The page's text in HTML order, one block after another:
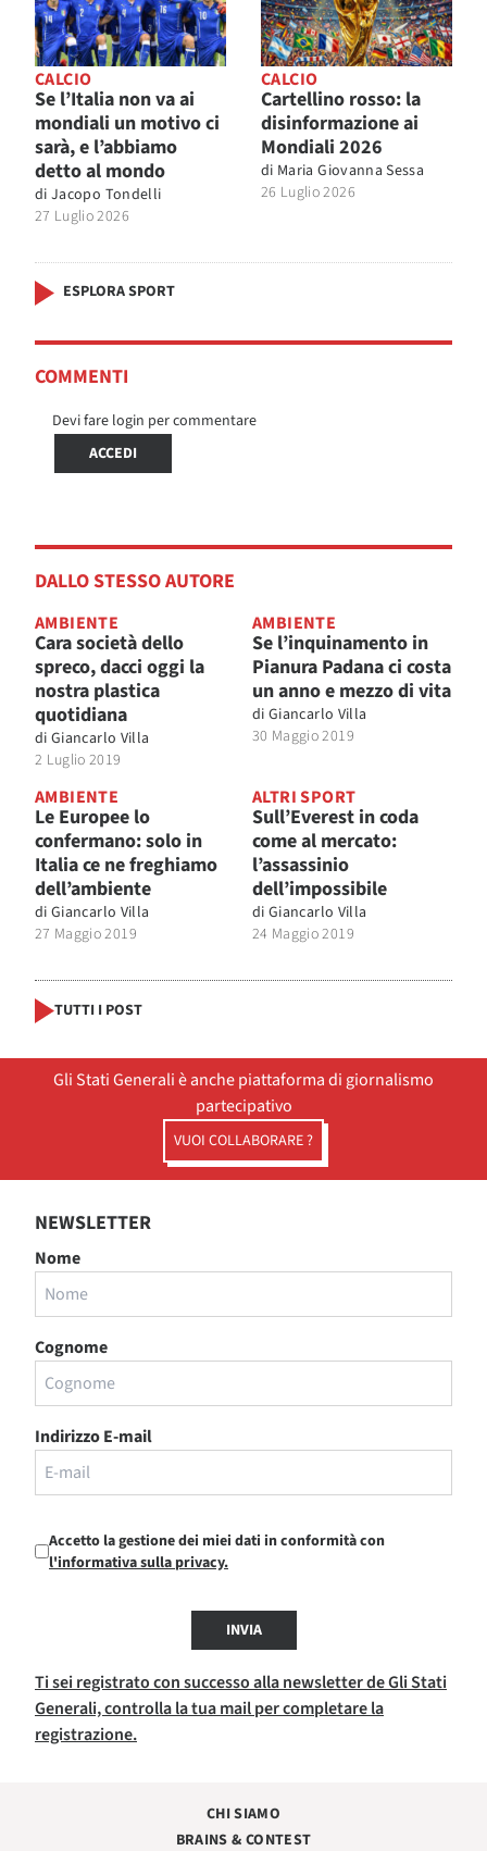
CALCIO
Se l’Italia non va ai
mondiali un motivo ci
sarà, e l’abbiamo
detto al mondo
di Jacopo Tondelli
27 Luglio 2026
CALCIO
Cartellino rosso: la
disinformazione ai
Mondiali 2026
di Maria Giovanna Sessa
26 Luglio 2026
ESPLORA SPORT
COMMENTI
Devi fare login per commentare
ACCEDI
DALLO STESSO AUTORE
AMBIENTE
Cara società dello
spreco, dacci oggi la
nostra plastica
quotidiana
di Giancarlo Villa
2 Luglio 2019
AMBIENTE
Se l’inquinamento in
Pianura Padana ci costa
un anno e mezzo di vita
di Giancarlo Villa
30 Maggio 2019
AMBIENTE
Le Europee lo
confermano: solo in
Italia ce ne freghiamo
dell’ambiente
di Giancarlo Villa
27 Maggio 2019
ALTRI SPORT
Sull’Everest in coda
come al mercato:
l’assassinio
dell’impossibile
di Giancarlo Villa
24 Maggio 2019
TUTTI I POST
Gli Stati Generali è anche piattaforma di giornalismo
partecipativo
VUOI COLLABORARE ?
NEWSLETTER
Nome
Cognome
Indirizzo E-mail
Accetto la gestione dei miei dati in conformità con
l'informativa sulla privacy.
INVIA
Ti sei registrato con successo alla newsletter de Gli Stati
Generali, controlla la tua mail per completare la
registrazione.
CHI SIAMO
BRAINS & CONTEST